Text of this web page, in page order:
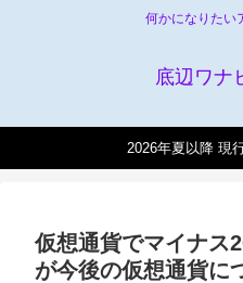
何かになりたい
底辺ワナ
2026年夏以降 現
仮想通貨でマイナス
が今後の仮想通貨に